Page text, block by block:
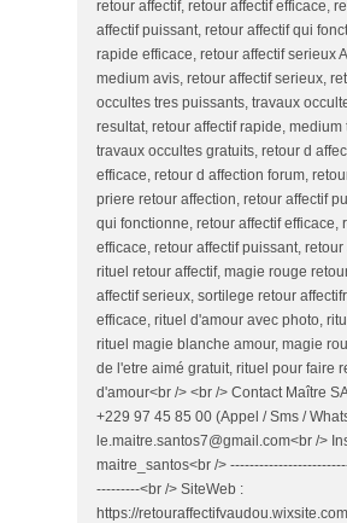
retour affectif, retour affectif efficace,
affectif puissant, retour affectif qui
rapide efficace, retour affectif serieux
medium avis, retour affectif serieux,
occultes tres puissants, travaux
resultat, retour affectif rapide, medium
travaux occultes gratuits, retour d
efficace, retour d affection forum,
priere retour affection, retour affectif
qui fonctionne, retour affectif efficace,
efficace, retour affectif puissant, retour
rituel retour affectif, magie rouge
affectif serieux, sortilege retour
efficace, rituel d'amour avec photo,
rituel magie blanche amour, magie
de l'etre aimé gratuit, rituel pour faire
d'amour<br /> <br /> Contact Maître
+229 97 45 85 00 (Appel / Sms /
le.maitre.santos7@gmail.com<br />
maitre_santos<br />
---------<br /> SiteWeb :
https://